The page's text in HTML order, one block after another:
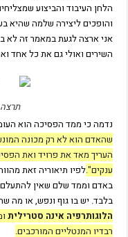
הלחן העיבוד והביצוע
והופכים ליצירה שלמה שהיא
אני ארצה לגעת במאמר זה לא
השירים ואולי גם את כל אחד
נדמה כי ממד הפסיכה הוא
שהאדם הוא לא רק מכונה
העריך מאד את פרויד ואת
ענקים".לפיו תיאוריה זאת
באדם וממד שלם שאין להתעלם
בלבד. יש בו גוף ונפש, או מה
הלוגותרפיה אינה סטרילית
רבדיו המנטליים המורכבים.